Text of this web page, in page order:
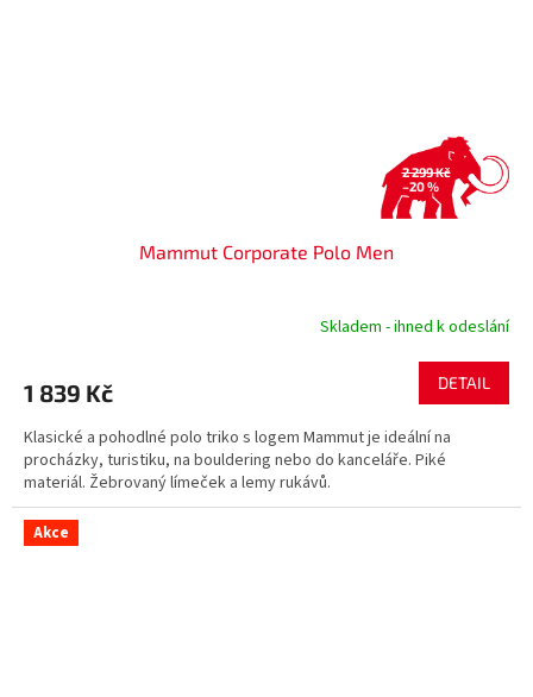
2 299 Kč
–20 %
Mammut Corporate Polo Men
Skladem - ihned k odeslání
1 839 Kč DETAIL
Klasické a pohodlné polo triko s logem Mammut je ideální na
procházky, turistiku, na bouldering nebo do kanceláře. Piké
materiál. Žebrovaný límeček a lemy rukávů.
Akce